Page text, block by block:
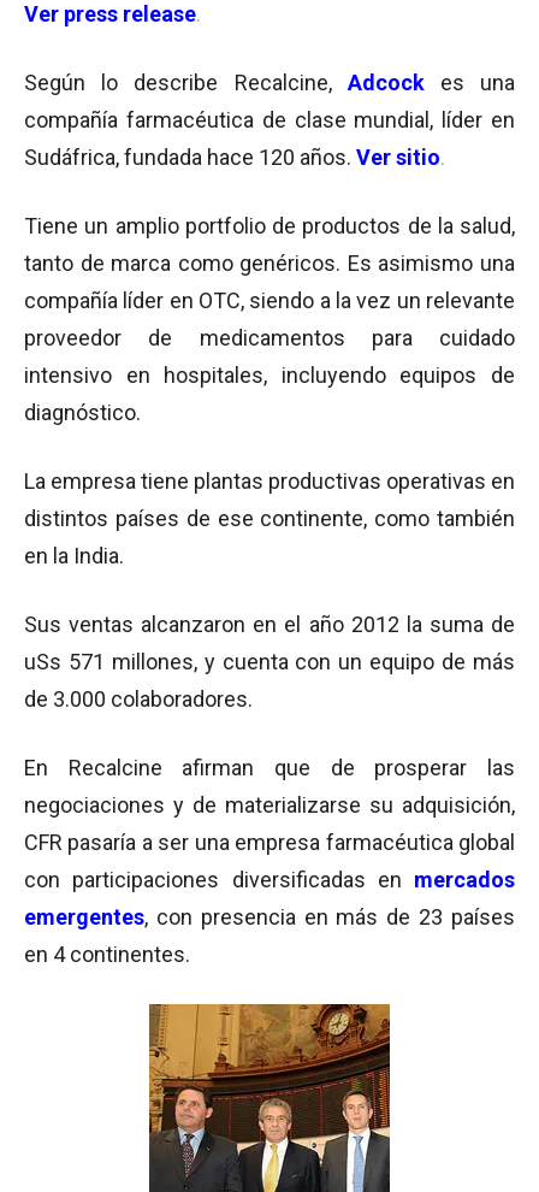
Ver press release.
Según lo describe Recalcine, Adcockes una
compañía farmacéutica de clase mundial, líder en
Sudáfrica, fundada hace 120 años. Ver sitio.
Tiene un amplio portfolio de productos de la salud,
tanto de marca como genéricos. Es asimismo una
compañía líder en OTC, siendo a la vez un relevante
proveedor de medicamentos para cuidado
intensivo en hospitales, incluyendo equipos de
diagnóstico.
La empresa tiene plantas productivas operativas en
distintos países de ese continente, como también
en la India.
Sus ventas alcanzaron en el año 2012 la suma de
uSs 571 millones, y cuenta con un equipo de más
de 3.000 colaboradores.
En Recalcine afirman que de prosperar las
negociaciones y de materializarse su adquisición,
CFR pasaría a ser una empresa farmacéutica global
con participaciones diversificadas en mercados
emergentes, con presencia en más de 23 países
en 4 continentes.